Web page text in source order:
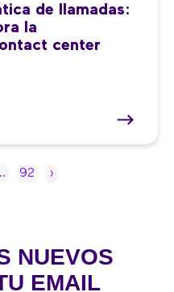
de llamadas:
la
center
92 ›